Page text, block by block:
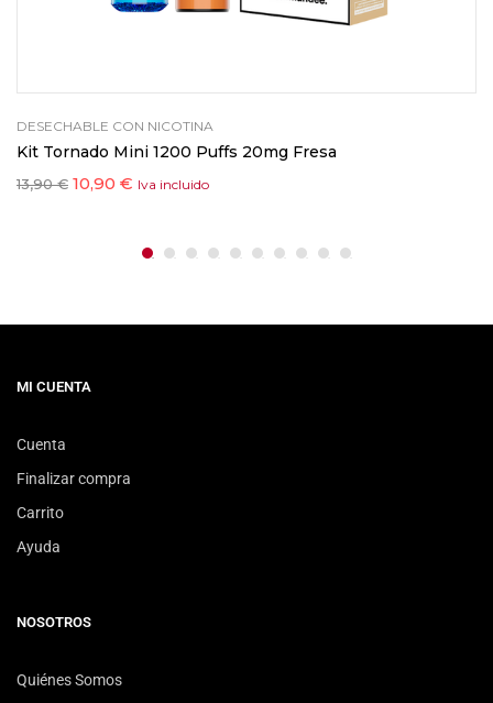
DESECHABLE CON NICOTINA
Kit Tornado Mini 1200 Puffs 20mg Fresa
13,90€ 10,90 € Iva incluido
MI CUENTA
Cuenta
Finalizar compra
Carrito
Ayuda
NOSOTROS
Quiénes Somos